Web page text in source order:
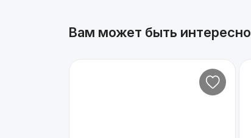
Вам может быть интересно